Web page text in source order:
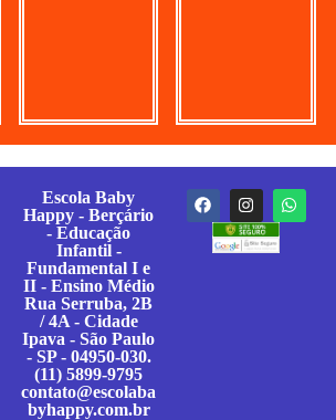
Escola Baby
Happy - Berçário
- Educação
Infantil -
Fundamental I e
II - Ensino Médio
Rua Serruba, 2B
/ 4A - Cidade
Ipava - São Paulo
- SP - 04950-030.
(11) 5899-9795
contato@escolaba
byhappy.com.br